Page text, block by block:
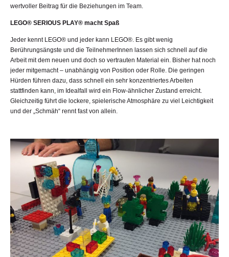
wertvoller Beitrag für die Beziehungen im Team.
LEGO® SERIOUS PLAY® macht Spaß
Jeder kennt LEGO® und jeder kann LEGO®. Es gibt wenig
Berührungsängste und die TeilnehmerInnen lassen sich schnell auf die
Arbeit mit dem neuen und doch so vertrauten Material ein. Bisher hat noch
jeder mitgemacht – unabhängig von Position oder Rolle. Die geringen
Hürden führen dazu, dass schnell ein sehr konzentriertes Arbeiten
stattfinden kann, im Idealfall wird ein Flow-ähnlicher Zustand erreicht.
Gleichzeitig führt die lockere, spielerische Atmosphäre zu viel Leichtigkeit
und der „Schmäh“ rennt fast von allein.